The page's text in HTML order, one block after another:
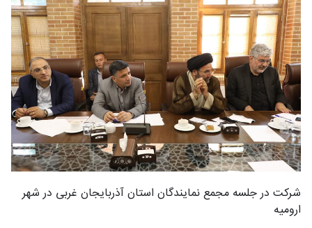
شرکت در جلسه مجمع نمایندگان استان آذربایجان غربی در شهر
ارومیه